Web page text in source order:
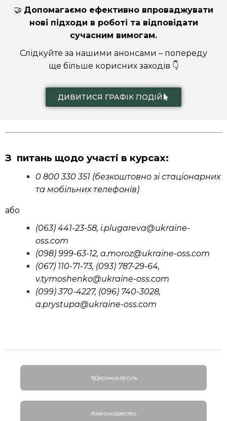
🤝 Допомагаємо ефективно впроваджувати
нові підходи в роботі та відповідати
сучасним вимогам.
Слідкуйте за нашими анонсами – попереду
ще більше корисних заходів 👇
ДИВИТИСЯ ГРАФІК ПОДІЙ
З питань щодо участі в курсах:
0 800 330 351 (безкоштовно зі стаціонарних
та мобільних телефонів)
або
(063) 441-23-58, i.plugareva@ukraine-
oss.com
(098) 999-63-12, a.moroz@ukraine-oss.com
(067) 110-71-73, (093) 787-29-64,
v.tymoshenko@ukraine-oss.com
(099) 370-4227, (096) 740-3028,
a.prystupa@ukraine-oss.com
#Держконтроль
#законодавство